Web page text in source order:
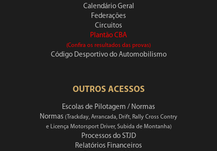
Calendário Geral
Federações
Circuitos
Plantão CBA
(Confira os resultados das provas)
Código Desportivo do Automobilismo
OUTROS ACESSOS
Escolas de Pilotagem / Normas
Normas (Trackday, Arrancada, Drift, Rally Cross Contry
e Licença Motorsport Driver, Subida de Montanha)
Processos do STJD
Relatórios Financeiros